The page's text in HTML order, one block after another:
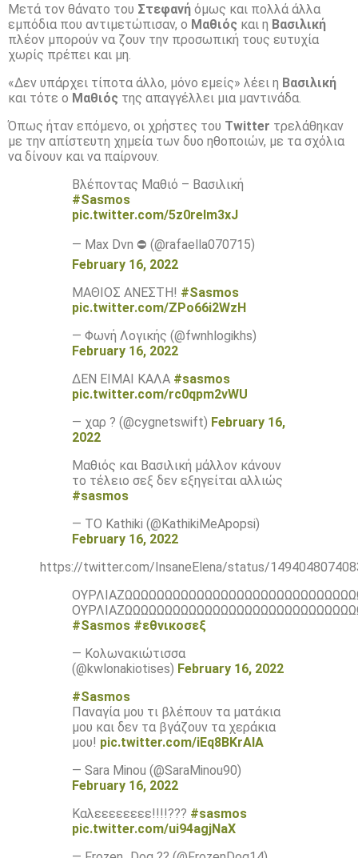
Μετά τον θάνατο του Στεφανή όμως και πολλά άλλα
εμπόδια που αντιμετώπισαν, ο Μαθιός και η Βασιλική
πλέον μπορούν να ζουν την προσωπική τους ευτυχία
χωρίς πρέπει και μη.
«Δεν υπάρχει τίποτα άλλο, μόνο εμείς» λέει η Βασιλική
και τότε ο Μαθιός της απαγγέλλει μια μαντινάδα.
Όπως ήταν επόμενο, οι χρήστες του Twitter τρελάθηκαν
με την απίστευτη χημεία των δυο ηθοποιών, με τα σχόλια
να δίνουν και να παίρνουν.
Βλέποντας Μαθιό – Βασιλική
#Sasmos
pic.twitter.com/5z0reIm3xJ
— Max Dvn ⛔ (@rafaella070715)
February 16, 2022
ΜΑΘΙΟΣ ΑΝΕΣΤΗ! #Sasmos
pic.twitter.com/ZPo66i2WzH
— Φωνή Λογικής (@fwnhlogikhs)
February 16, 2022
ΔΕΝ ΕΙΜΑΙ ΚΑΛΑ #sasmos
pic.twitter.com/rc0qpm2vWU
— χαρ ? (@cygnetswift) February 16,
2022
Μαθιός και Βασιλική μάλλον κάνουν
το τέλειο σεξ δεν εξηγείται αλλιώς
#sasmos
— TO Kathiki (@KathikiMeApopsi)
February 16, 2022
https://twitter.com/InsaneElena/status/
#Sasmos #εθνικοσεξ
— Κολωνακιώτισσα
(@kwlonakiotises) February 16, 2022
#Sasmos
Παναγία μου τι βλέπουν τα ματάκια
μου και δεν τα βγάζουν τα χεράκια
μου! pic.twitter.com/iEq8BKrAlA
— Sara Minou (@SaraMinou90)
February 16, 2022
Καλεεεεεεεε!!!!??? #sasmos
pic.twitter.com/ui94agjNaX